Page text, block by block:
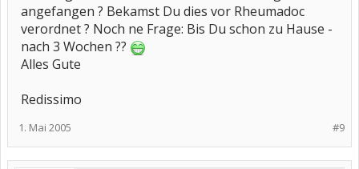
angefangen ? Bekamst Du dies vor Rheumadoc
verordnet ? Noch ne Frage: Bis Du schon zu Hause -
nach 3 Wochen ??
Alles Gute
Redissimo
#9
1. Mai 2005